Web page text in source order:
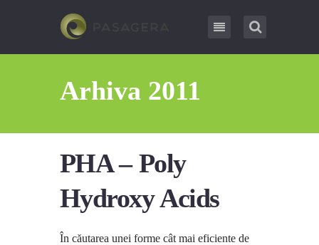
Arhiva 2011
PHA – Poly
Hydroxy Acids
În căutarea unei forme cât mai eficiente de